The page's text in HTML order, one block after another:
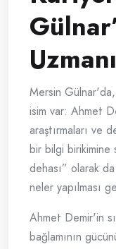
Mersin
isim var: Ahmet
araştırmaları ve
bir bilgi birikimine
dehası” olarak
neler yapılması
Ahmet Demir'in
bağlamının